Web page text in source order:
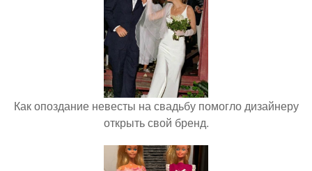
Как опоздание невесты на свадьбу помогло дизайнеру
открыть свой бренд.